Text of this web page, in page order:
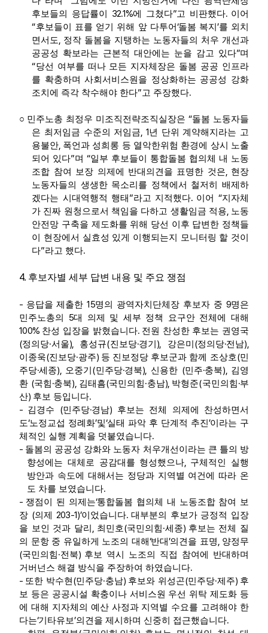
후보들의 응답률이 32.1%에 그쳤다”고 비판했다. 이어
“후보들이 표를 얻기 위해 앞 다투어‘돌봄 복지’를 외치
면서도, 정작 돌봄을 지탱하는 노동자들의 처우 개선과
공공성 확보라는 근본적 대안에는 눈을 감고 있다”며
“당선 여부를 떠나 모든 지자체장은 돌봄 공공 인프라
를 확충하며 사회서비스원을 정상화하는 공공성 강화
조치에 즉각 착수해야 한다”고 주장했다.
○ 민주노총 최정우 미조직전략조직실장은 “돌봄 노동자들
은 최저임금 수준의 저임금, 1년 단위 계약해지라는 고
용불안, 폭언과 성희롱 등 열악한위험 환경에 상시 노출
되어 있다”며 “일부 후보들이 통합돌봄 협의체 내 노동
조합 참여 보장 의제에 반대의견을 표명한 것은, 현장
노동자들의 생생한 목소리를 정책에서 철저히 배제하
겠다는 시대역행적 행태 ”라고 지적했다. 이어 “지자체
가 진짜 원청으로서 책임을 다하고 생활임금 적용, 노동
안전망 구축을 제도화를 위해 당선 이후 답변한 정책들
이 현장에서 실효성 있게 이행되는지 모니터링 할 것이
다”라고 했다.
4. 후보자별 세부 답변 내용 및 주요 쟁점
- 응답을 제출한15명의 광역자치단체장 후보자 중 9명은
민주노총의 5대 의제 및 세부 정책 요구안 전체에 대해
100% 찬성 입장을 밝혔습니다. 전원 찬성한 후보는 권영국
(정의당·서울), 홍성규(진보당·경기 ), 강은미 (정의당·전남),
이종욱(진보당·광주) 등 진보정당 후보군과 함께 조상호(민
주당·세종), 오중기 (민주당·경북), 신용한 (민주·충북), 김영
환 (국힘·충북), 김태흠(국민의힘·충남), 박형준(국민의힘·부
산) 후보 등입니다.
- 김경수 (민주당·경남)
후보는 전체 의제에 찬성하면서
도‘노정교섭 정례화’및‘실태 파악 후 단계적 추진’이라는 구
체적인 실행 계획을 덧붙였습니다.
- 돌봄의 공공성 강화와 노동자 처우개선이라는 큰 틀의 방
향성에는 대체로 공감대를 형성했으나, 구체적인 실행
방안과 속도에 대해서는 정당과 지역별 여건에 따라 온
도 차를 보였습니다.
- 쟁점이 된 의제는‘통합돌봄 협의체 내 노동조합 참여 보
장 (의제 203-1)’이었습니다.대부분의 후보가 긍정적 입장
을 보인 것과 달리 , 최민호(국민의힘·세종) 후보는 전체 질
의 문항 중 유일하게 노조의 대해‘반대’의견을 표명, 양정무
(국민의힘·전북) 후보 역시 노조의 직접 참여에 반대하며
거버넌스 해결 방식을 주장하여 하였습니다.
- 또한 박수현(민주당·충남) 후보와 위성곤(민주당·제주) 후
보 등은 공공시설 확충이나 서비스원 우선 위탁 제도화 등
에 대해 지자체의 예산 사정과 지역별 수요를 고려해야 한
다는‘기타유보’의견을 제시하며 신중히 접근했습니다.